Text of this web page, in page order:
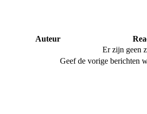
Auteur
Er zijn geen
Geef de vorige berichten